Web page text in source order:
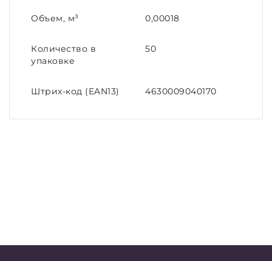
Объем, м³ 0,00018
Количество в
упаковке
50
Штрих-код (EAN13) 4630009040170